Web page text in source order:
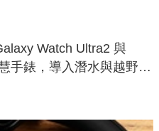
Watch Ultra2 與
手錶，導入潛水與越野跑